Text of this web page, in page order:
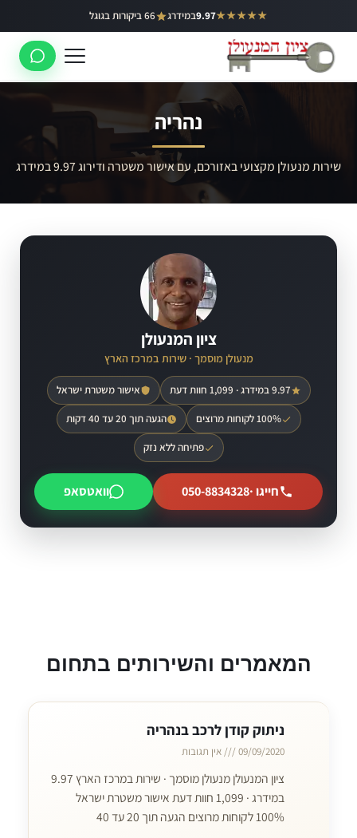
לתוכן
★★★★★
9.97במידרג 66 ביקורות בגוגל באר יעקב
ראשון לציון
רמלה
נס ציונה
נהריה
שירות מנעולן מקצועי באזורכם, עם אישור משטרה ודירוג 9.97 במידרג
ציון המנעולן
מנעולן מוסמך · שירות במרכז הארץ
9.97 במידרג · 1,099 חוות דעת אישור משטרת ישראל
100% לקוחות מרוצים הגעה תוך 20 עד 40 דקות
פתיחה ללא נזק
חייגו ·050-8834328 וואטסאפ
המאמרים והשירותים בתחום
ניתוק קודן לרכב בנהריה
09/09/2020 אין תגובות
ציון המנעולן מנעולן מוסמך · שירות במרכז הארץ 9.97
במידרג · 1,099 חוות דעת אישור משטרת ישראל
100% לקוחות מרוצים הגעה תוך 20 עד 40